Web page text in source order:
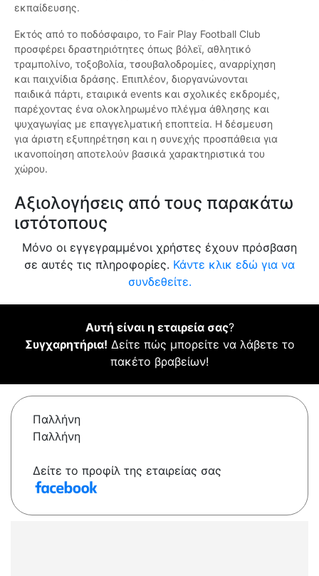
εκπαίδευσης.
Εκτός από το ποδόσφαιρο, το Fair Play Football Club
προσφέρει δραστηριότητες όπως βόλεϊ, αθλητικό
τραμπολίνο, τοξοβολία, τσουβαλοδρομίες, αναρρίχηση
και παιχνίδια δράσης. Επιπλέον, διοργανώνονται
παιδικά πάρτι, εταιρικά events και σχολικές εκδρομές,
παρέχοντας ένα ολοκληρωμένο πλέγμα άθλησης και
ψυχαγωγίας με επαγγελματική εποπτεία. Η δέσμευση
για άριστη εξυπηρέτηση και η συνεχής προσπάθεια για
ικανοποίηση αποτελούν βασικά χαρακτηριστικά του
χώρου.
Αξιολογήσεις από τους παρακάτω
ιστότοπους
Μόνο οι εγγεγραμμένοι χρήστες έχουν πρόσβαση
σε αυτές τις πληροφορίες. Κάντε κλικ εδώ για να
συνδεθείτε.
Αυτή είναι η εταιρεία σας?
Συγχαρητήρια! Δείτε πώς μπορείτε να λάβετε το
πακέτο βραβείων!
Παλλήνη
Παλλήνη
Δείτε το προφίλ της εταιρείας σας